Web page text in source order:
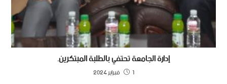
إدارة الجامعة تحتفي بالطلبة المبتكرين.
1 فبراير 2024